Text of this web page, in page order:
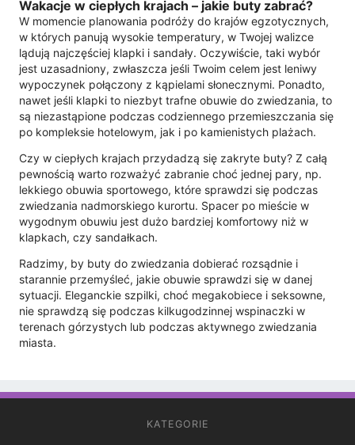
Wakacje w ciepłych krajach – jakie buty zabrać?
W momencie planowania podróży do krajów egzotycznych,
w których panują wysokie temperatury, w Twojej walizce
lądują najczęściej klapki i sandały. Oczywiście, taki wybór
jest uzasadniony, zwłaszcza jeśli Twoim celem jest leniwy
wypoczynek połączony z kąpielami słonecznymi. Ponadto,
nawet jeśli klapki to niezbyt trafne obuwie do zwiedzania, to
są niezastąpione podczas codziennego przemieszczania się
po kompleksie hotelowym, jak i po kamienistych plażach.
Czy w ciepłych krajach przydadzą się zakryte buty? Z całą
pewnością warto rozważyć zabranie choć jednej pary, np.
lekkiego obuwia sportowego, które sprawdzi się podczas
zwiedzania nadmorskiego kurortu. Spacer po mieście w
wygodnym obuwiu jest dużo bardziej komfortowy niż w
klapkach, czy sandałkach.
Radzimy, by buty do zwiedzania dobierać rozsądnie i
starannie przemyśleć, jakie obuwie sprawdzi się w danej
sytuacji. Eleganckie szpilki, choć megakobiece i seksowne,
nie sprawdzą się podczas kilkugodzinnej wspinaczki w
terenach górzystych lub podczas aktywnego zwiedzania
miasta.
KATEGORIE